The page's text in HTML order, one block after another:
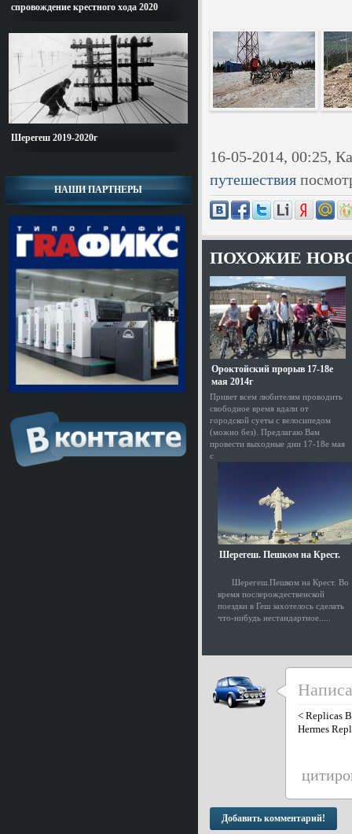
спровождение крестного хода 2020
Шерегеш 2019-2020г
НАШИ ПАРТНЕРЫ
16-05-2014, 00:25,
путешествия
ПОХОЖИЕ
Ороктойский прорыв 17-18е
мая 2014г
Привет всем любителям проводить
свободное время вдали от
городской суеты с велосипедом
(можно без). Предлагаю Вам
провести выходные дни 17-18е мая
с
Шерегеш. Пешком на Крест.
Шерегеш.Пешком на Крест. Во
время послерождественской
поездки в Геш захотелось сделать
что-нибудь нестандартное.....
< Replicas
Hermes
Добавить комментарий!